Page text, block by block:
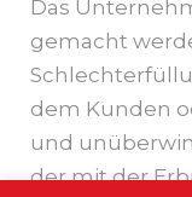
Das
gemacht
dem Kunden
und
der mit der